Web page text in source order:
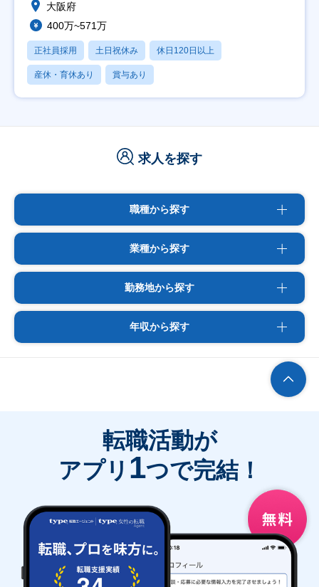
大阪府
400万~571万
正社員採用 土日祝休み 休日120日以上
産休・育休あり 賞与あり
求人を探す
職種から探す
業種から探す
勤務地から探す
年収から探す
転職活動が
アプリ 1つで完結！